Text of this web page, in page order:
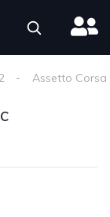
Assetto Corsa